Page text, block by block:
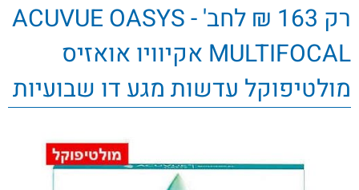
רק 163 ₪ לחב' - ACUVUE OASYS
MULTIFOCAL אקיוויו אואזיס
מולטיפוקל עדשות מגע דו שבועיות